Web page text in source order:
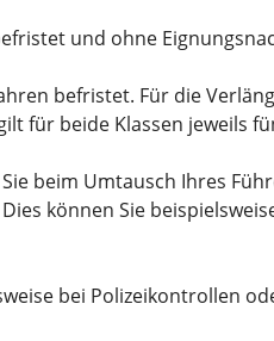
und ohne Eignungs
befristet. Für die
für beide Klassen jeweils
beim Umtausch Ihres
können Sie
bei Polizeikontrollen